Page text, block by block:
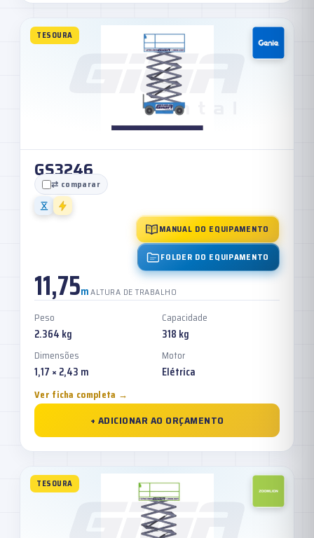
TESOURA
GS3246
⇄ comparar
MANUAL DO EQUIPAMENTO
FOLDER DO EQUIPAMENTO
11,75mALTURA DE TRABALHO
Peso
2.364 kg
Capacidade
318 kg
Dimensões
1,17 × 2,43 m
Motor
Elétrica
Ver ficha completa →
+ ADICIONAR AO ORÇAMENTO
TESOURA